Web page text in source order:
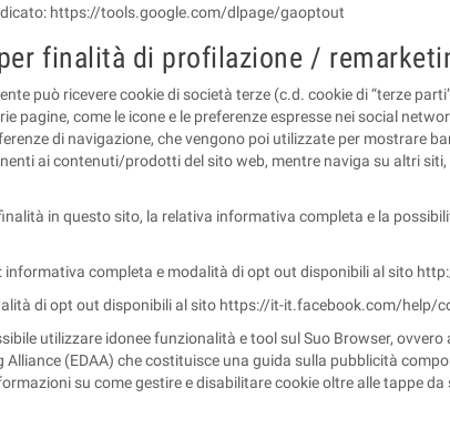
https://tools.google.com/dlpage/gaoptout
finalità di profilazione /
può ricevere cookie di società terze (c.d. cookie di “terze
pagine, come le icone e le preferenze espresse nei social
di navigazione, che vengono poi utilizzate per mostrare
ai contenuti/prodotti del sito web, mentre naviga su altri
in questo sito, la relativa informativa completa e la
informativa completa e modalità di opt out disponibili al sito
di opt out disponibili al sito https://it-it.facebook.com/help/
utilizzare idonee funzionalità e tool sul Suo Browser,
(EDAA) che costituisce una guida sulla pubblicità
su come gestire e disabilitare cookie oltre alle tappe